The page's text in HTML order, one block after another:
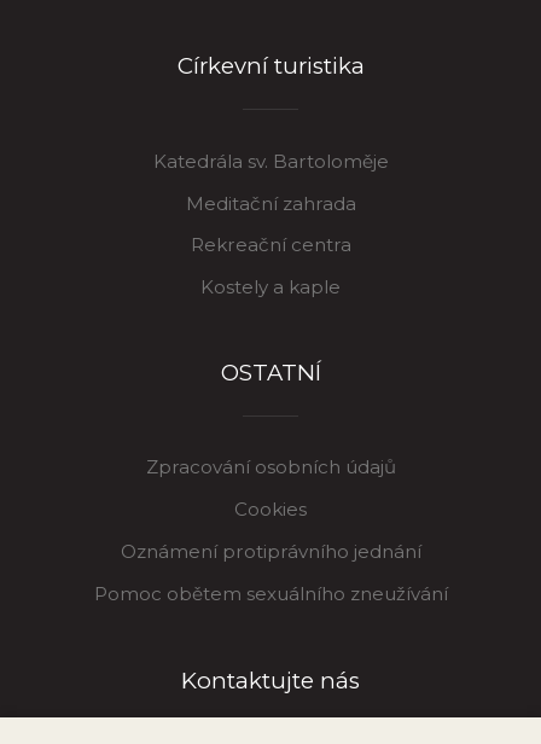
Církevní turistika
Katedrála sv. Bartoloměje
Meditační zahrada
Rekreační centra
Kostely a kaple
OSTATNÍ
Zpracování osobních údajů
Cookies
Oznámení protiprávního jednání
Pomoc obětem sexuálního zneužívání
Kontaktujte nás